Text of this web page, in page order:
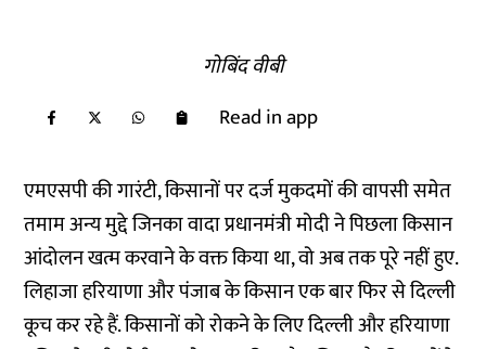
गोबिंद वीबी
Read in app
एमएसपी की गारंटी, किसानों पर दर्ज मुकदमों की वापसी समेत
तमाम अन्य मुद्दे जिनका वादा प्रधानमंत्री मोदी ने पिछला किसान
आंदोलन खत्म करवाने के वक्त किया था, वो अब तक पूरे नहीं हुए.
लिहाजा हरियाणा और पंजाब के किसान एक बार फिर से दिल्ली
कूच कर रहे हैं. किसानों को रोकने के लिए दिल्ली और हरियाणा